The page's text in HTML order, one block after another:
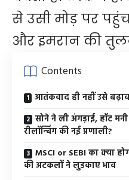
से उसी मोड़ पर
और इमरान की
Contents
आतंकवाद ही नहीं उसे
सोने ने ली अंगड़ाई, हॉट
रीलॉन्चिंग की नई प्रणाली?
MSCI or SEBI का क्या
की अटकलों ने लुडकाए भाव